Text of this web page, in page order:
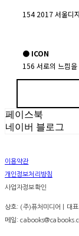
154 2017 서울디
● ICON
156 서로의 느낌
페이스북
네이버 블로그
이용약관
개인정보처리방침
사업자정보확인
상호: (주)퓨처미디어 | 대
메일: